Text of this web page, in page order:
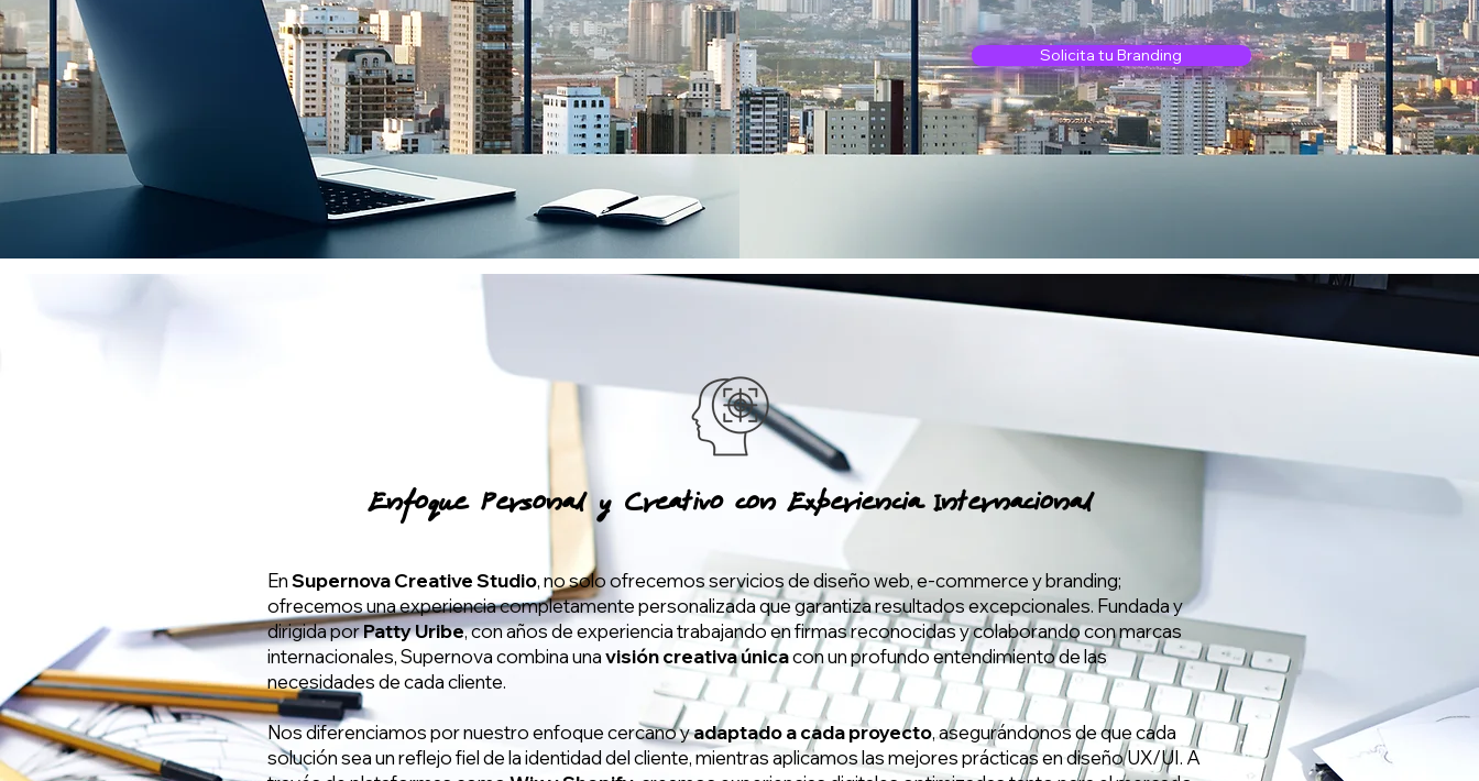
Solicita tu Branding
Enfoque Personal y Creativo con Experiencia Internacional
EnSupernova Creative Studio, no solo ofrecemos servicios de diseño web, e-commerce y branding;
ofrecemos una experiencia completamente personalizada que garantiza resultados excepcionales. Fundada y
dirigida porPatty Uribe, con años de experiencia trabajando en firmas reconocidas y colaborando con marcas
internacionales, Supernova combina unavisión creativa únicacon un profundo entendimiento de las
necesidades de cada cliente.
Nos diferenciamos por nuestro enfoque cercano yadaptado a cada proyecto, asegurándonos de que cada
solución sea un reflejo fiel de la identidad del cliente, mientras aplicamos las mejores prácticas en diseño UX/UI. A